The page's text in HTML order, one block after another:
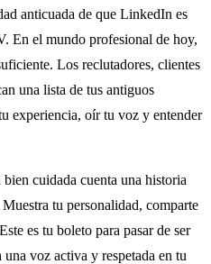
anticuada de que LinkedIn es
En el mundo profesional de hoy,
Los reclutadores, clientes
una lista de tus antiguos
experiencia, oír tu voz y entender
cuidada cuenta una historia
tu personalidad, comparte
es tu boleto para pasar de ser
voz activa y respetada en tu